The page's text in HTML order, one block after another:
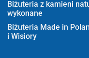
Biżuteria z kamieni
wykonane
Biżuteria Made in
i Wisiory